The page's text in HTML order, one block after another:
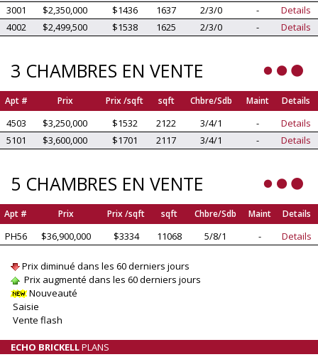
3001
$2,350,000 $1436 1637 2/3/0 -
Details
4002
$2,499,500 $1538 1625 2/3/0 - Details
3 CHAMBRES EN VENTE
Apt # Prix Prix /sqft sqft Chbre/Sdb Maint Details
4503 $3,250,000 $1532 2122 3/4/1 -
Details
5101
$3,600,000 $1701 2117 3/4/1 - Details
5 CHAMBRES EN VENTE
Apt # Prix Prix /sqft sqft Chbre/Sdb Maint Details
PH56 $36,900,000 $3334 11068 5/8/1 - Details
Prix diminué dans les 60 derniers jours
Prix augmenté dans les 60 derniers jours
Nouveauté
Saisie
Vente flash
ECHO BRICKELLPLANS